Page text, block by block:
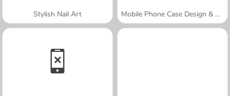
Stylish Nail Art Mobile Phone Case Design & DIY